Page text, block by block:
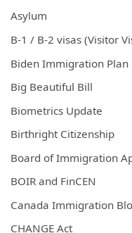
Asylum
B-1 / B-2 visas (Visitor
Biden Immigration Plan
Big Beautiful Bill
Biometrics Update
Birthright Citizenship
Board of Immigration
BOIR and FinCEN
Canada Immigration
CHANGE Act